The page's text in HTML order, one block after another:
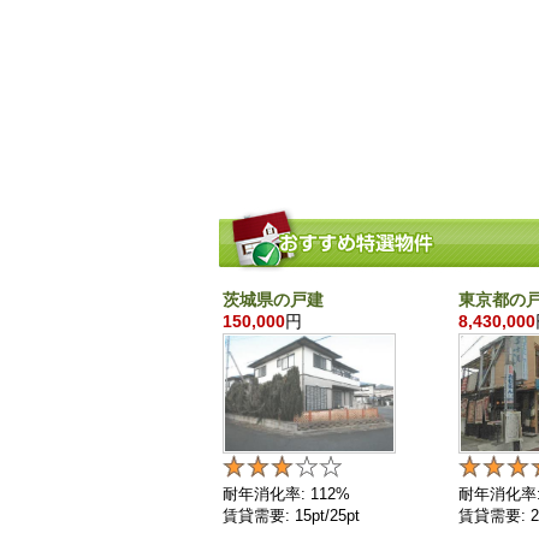
茨城県の戸建
150,000円
耐年消化率: 112%
賃貸需要: 15pt/25pt
東京都の
8,430,000
耐年消化
賃貸需要: